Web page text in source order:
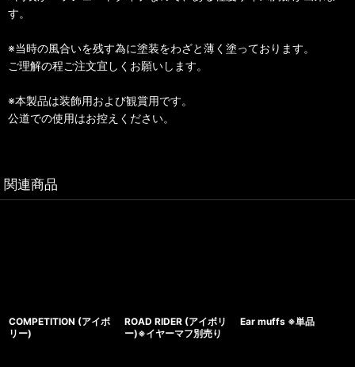
す。
※当時の風合いを残す為に塗装をわざと薄く塗っております。
ご理解の程ご注文宜しくお願いします。
※本製品は装飾用および観賞用です。
公道での使用はお控えください。
関連商品
COMPETITION (アイボ
リー)
ROAD RIDER (アイボリ
ー)※イヤーマフ別売り
Ear muffs ※単品